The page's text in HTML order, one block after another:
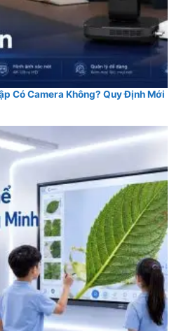
Có Camera Không? Quy Định Mới